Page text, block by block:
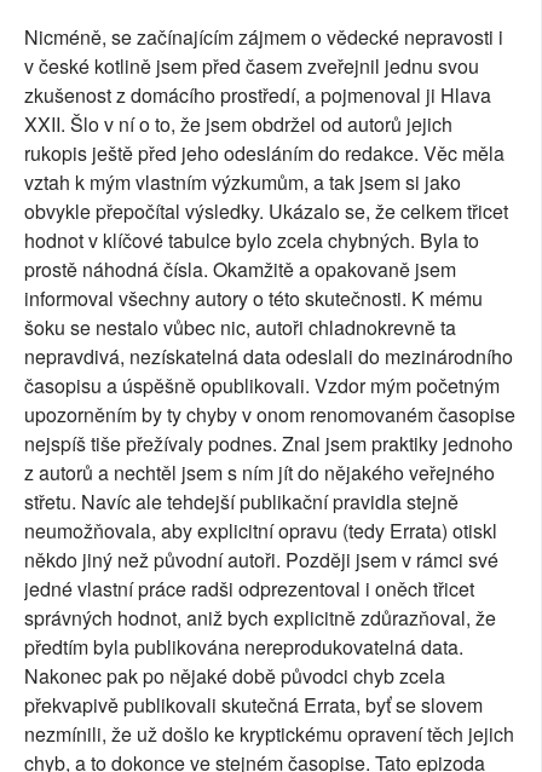
Nicméně, se začínajícím zájmem o vědecké nepravosti i
v české kotlině jsem před časem zveřejnil jednu svou
zkušenost z domácího prostředí, a pojmenoval ji Hlava
XXII. Šlo v ní o to, že jsem obdržel od autorů jejich
rukopis ještě před jeho odesláním do redakce. Věc měla
vztah k mým vlastním výzkumům, a tak jsem si jako
obvykle přepočítal výsledky. Ukázalo se, že celkem třicet
hodnot v klíčové tabulce bylo zcela chybných. Byla to
prostě náhodná čísla. Okamžitě a opakovaně jsem
informoval všechny autory o této skutečnosti. K mému
šoku se nestalo vůbec nic, autoři chladnokrevně ta
nepravdivá, nezískatelná data odeslali do mezinárodního
časopisu a úspěšně opublikovali. Vzdor mým početným
upozorněním by ty chyby v onom renomovaném časopise
nejspíš tiše přežívaly podnes. Znal jsem praktiky jednoho
z autorů a nechtěl jsem s ním jít do nějakého veřejného
střetu. Navíc ale tehdejší publikační pravidla stejně
neumožňovala, aby explicitní opravu (tedy Errata) otiskl
někdo jiný než původní autoři. Později jsem v rámci své
jedné vlastní práce radši odprezentoval i oněch třicet
správných hodnot, aniž bych explicitně zdůrazňoval, že
předtím byla publikována nereprodukovatelná data.
Nakonec pak po nějaké době původci chyb zcela
překvapivě publikovali skutečná Errata, byť se slovem
nezmínili, že už došlo ke kryptickému opravení těch jejich
chyb, a to dokonce ve stejném časopise. Tato epizoda